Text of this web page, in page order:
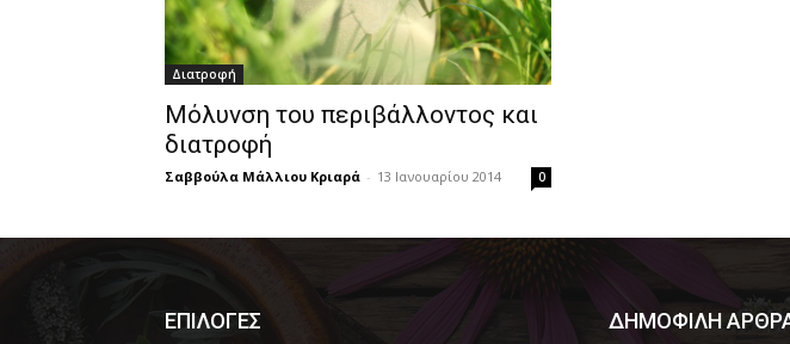
Διατροφή
Μόλυνση του περιβάλλοντος και
διατροφή
Σαββούλα Μάλλιου Κριαρά - 13 Ιανουαρίου 2014 0
ΕΠΙΛΟΓΕΣ ΔΗΜΟΦΙΛΗ